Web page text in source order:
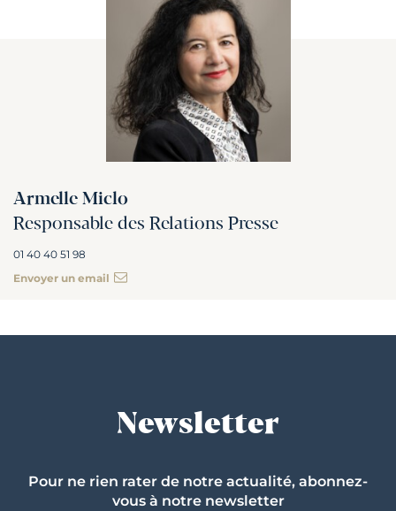
Armelle Miclo
Responsable des Relations Presse
01 40 40 51 98
Envoyer un email
Newsletter
Pour ne rien rater de notre actualité, abonnez-
vous à notre newsletter